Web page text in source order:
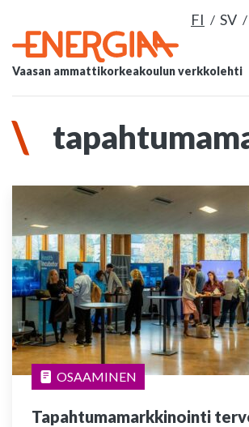
FI SV
Vaasan ammattikorkeakoulun verkkolehti
OSAAMINEN
Tapahtumamarkkinointi